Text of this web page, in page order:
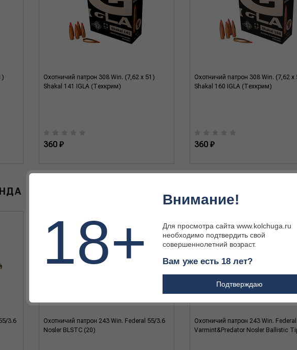
Охотничий патрон 308 Win. (7,62 x 51)
Shakal 141 IGLA (Техкрим)
360 ₽
Охотничий патрон 308 Win. (7,62 x
Shakal 160 IGLA (Техкрим)
360 ₽
3.6
Охотничий патрон 243 Win. Federal 55/3.6
Nosler BLSTC (20)
Охотничий патрон 243 Win.
Varmint&Predator Nosler Ballistic
18+
Внимание!
Для просмотра сайта www.kolchuga.ru
необходимо подтвердить свой
совершеннолетний возраст.
Вам уже есть 18 лет?
Подтверждаю